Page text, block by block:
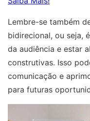
Lembre-se também
bidirecional, ou seja, é
da audiência e estar
construtivas. Isso
comunicação e
para futuras